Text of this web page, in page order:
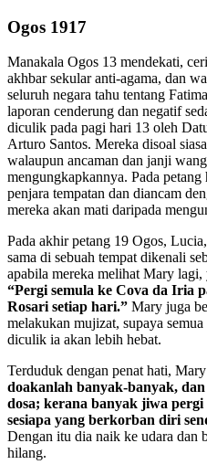
Ogos 1917
Manakala Ogos 13 mendekati,
akhbar sekular anti-agama, dan
seluruh negara tahu tentang
laporan cenderung dan negatif
diculik pada pagi hari 13 oleh
Arturo Santos. Mereka disoal
walaupun ancaman dan janji
mengungkapkannya. Pada
penjara tempatan dan diancam
mereka akan mati daripada
Pada akhir petang 19 Ogos,
sama di sebuah tempat dikenali
apabila mereka melihat Mary
“Pergi semula ke Cova da Iria
Rosari setiap hari.” Mary juga
melakukan mujizat, supaya
diculik ia akan lebih hebat.
Terduduk dengan penat hati,
doakanlah banyak-banyak,
dosa; kerana banyak jiwa
sesiapa yang berkorban diri
Dengan itu dia naik ke udara dan
hilang.